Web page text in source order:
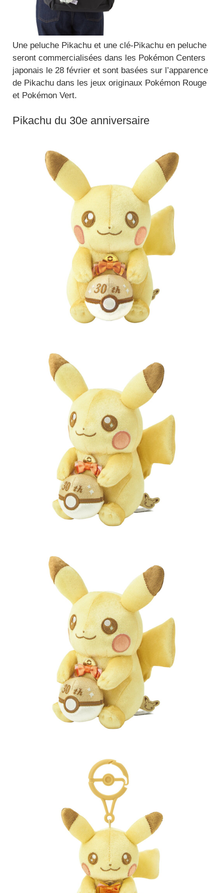
Une peluche Pikachu et une clé-Pikachu en peluche
seront commercialisées dans les Pokémon Centers
japonais le 28 février et sont basées sur l’apparence
de Pikachu dans les jeux originaux Pokémon Rouge
et Pokémon Vert.
Pikachu du 30e anniversaire